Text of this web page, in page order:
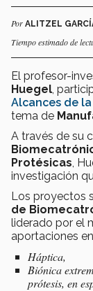
Por ALITZEL
Tiempo estimado de
El profesor-
Huegel ,
Alcances de la
tema de
A través de su
Protésicas ,
investigación
Los proyectos
de
liderado por el
aportaciones
Háptica,
Biónica
prótesis, en